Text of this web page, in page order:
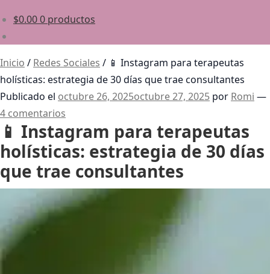
$0.000 productos
Inicio / Redes Sociales / 📱 Instagram para terapeutas
holísticas: estrategia de 30 días que trae consultantes
Publicado el octubre 26, 2025octubre 27, 2025 por Romi —
4 comentarios
📱 Instagram para terapeutas
holísticas: estrategia de 30 días
que trae consultantes